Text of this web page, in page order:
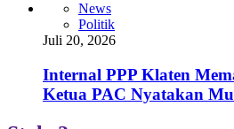
News
Politik
Juli 20, 2026
Internal PPP Klaten
Ketua PAC Nyatakan